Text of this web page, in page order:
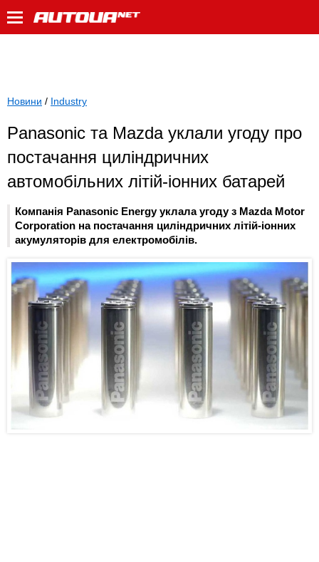
Новини / Industry
Panasonic та Mazda уклали угоду про
постачання циліндричних
автомобільних літій-іонних батарей
Компанія Panasonic Energy уклала угоду з Mazda Motor
Corporation на постачання циліндричних літій-іонних
акумуляторів для електромобілів.